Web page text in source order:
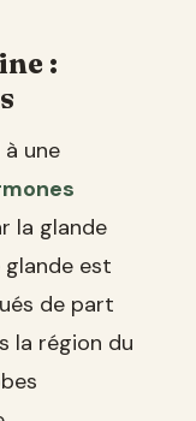
:
une
la glande
est
de part
la région du